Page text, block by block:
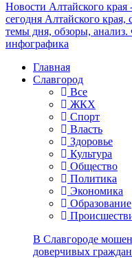
Новости Алтайского края
сегодня Алтайского
темы дня, обзоры,
инфографика
Главная
Славгород
Все
ЖКХ
Спорт
Власть
Здоровье
Культура
Общество
Политика
Экономика
Образование
В Славгороде
доверчивых граждан